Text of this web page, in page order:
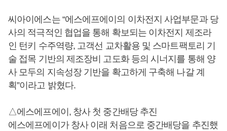
씨아이에스는 “에스에프에이의 이차전지 사업부문과 당
사의 적극적인 협업을 통해 확보되는 이차전지 제조라
인 턴키 수주역량, 고객선 교차활용 및 스마트팩토리 기
술 접목 기반의 제조장비 고도화 등의 시너지를 통해 양
사 모두의 지속성장 기반을 확고하게 구축해 나갈 계
획”이라고 밝혔다.
△에스에프에이, 창사 첫 중간배당 추진
에스에프에이가 창사 이래 처음으로 중간배당을 추진했